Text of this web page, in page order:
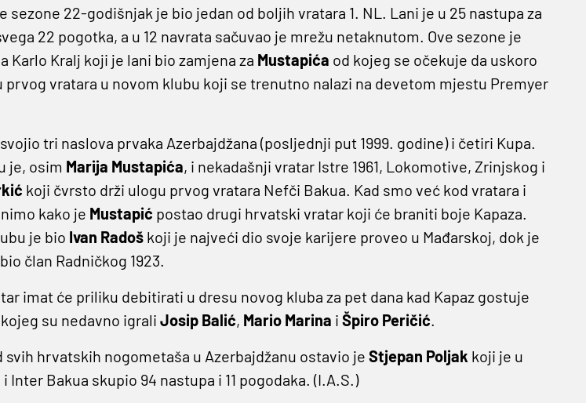
sezone 22-godišnjak je bio jedan od boljih vratara 1. NL. Lani je u 25 nastupa za
22 pogotka, a u 12 navrata sačuvao je mrežu netaknutom. Ove sezone je
Karlo Kralj koji je lani bio zamjena za Mustapića od kojeg se očekuje da uskoro
prvog vratara u novom klubu koji se trenutno nalazi na devetom mjestu Premyer
tri naslova prvaka Azerbajdžana (posljednji put 1999. godine) i četiri Kupa.
je, osim Marija Mustapića, i nekadašnji vratar Istre 1961, Lokomotive, Zrinjskog i
koji čvrsto drži ulogu prvog vratara Nefči Bakua. Kad smo već kod vratara i
kako je Mustapić postao drugi hrvatski vratar koji će braniti boje Kapaza.
je bio Ivan Radoškoji je najveći dio svoje karijere proveo u Mađarskoj, dok je
član Radničkog 1923.
imat će priliku debitirati u dresu novog kluba za pet dana kad Kapaz gostuje
su nedavno igrali Josip Balić, Mario Marina i Špiro Peričić.
svih hrvatskih nogometaša u Azerbajdžanu ostavio je Stjepan Poljak koji je u
Inter Bakua skupio 94 nastupa i 11 pogodaka. (I.A.S.)